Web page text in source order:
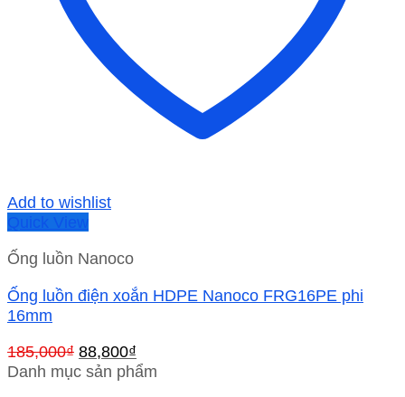
Add to wishlist
Quick View
Ống luồn Nanoco
Ống luồn điện xoắn HDPE Nanoco FRG16PE phi
16mm
185,000₫ Giá
gốc
88,800₫
hiện
Danh mục sản phẩm